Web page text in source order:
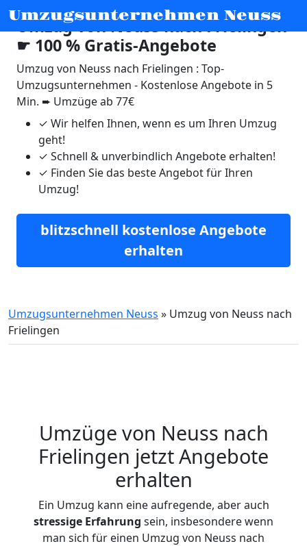
Umzugsunternehmen Neuss
Umzug von Neuss nach Frielingen
☛ 100 % Gratis-Angebote
Umzug von Neuss nach Frielingen : Top-
Umzugsunternehmen - Kostenlose Angebote in 5
Min. ➨ Umzüge ab 77€
✓ Wir helfen Ihnen, wenn es um Ihren Umzug
geht!
✓ Schnell & unverbindlich Angebote erhalten!
✓ Finden Sie das beste Angebot für Ihren
Umzug!
blitzschnell kostenlose Angebote
erhalten
Umzugsunternehmen Neuss » Umzug von Neuss nach
Frielingen
Umzüge von Neuss nach
Frielingen jetzt Angebote
erhalten
Ein Umzug kann eine aufregende, aber auch
stressige Erfahrung sein, insbesondere wenn
man sich für einen Umzug von Neuss nach